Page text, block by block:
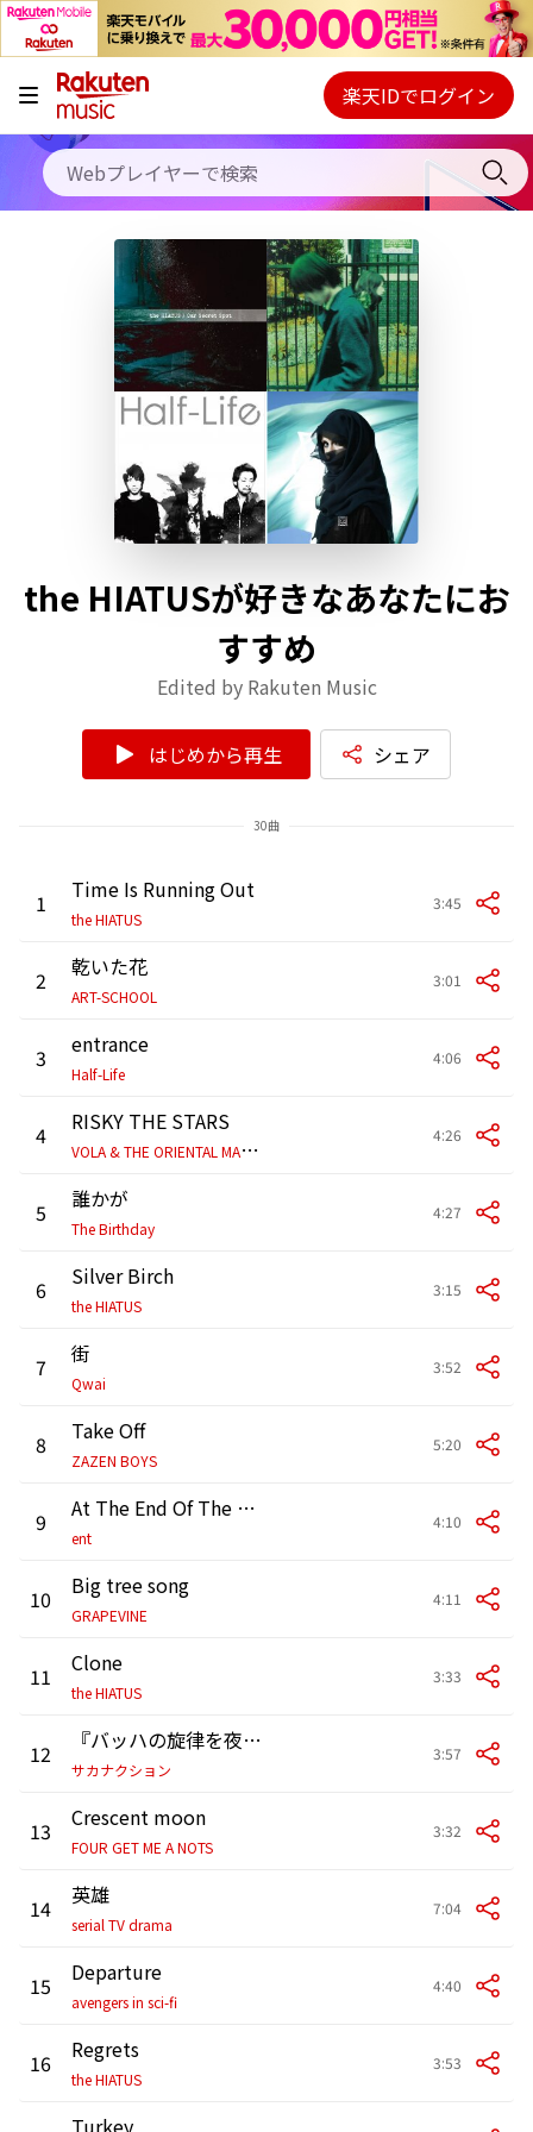
キャンペーン
料金プラン
使い方
初回30日間無料お試し
Webプレイヤー
ご契約内容の確認・変更
楽天IDでログイン
the HIATUSが好きなあなたにお
すすめ
Edited by Rakuten Music
はじめから再生 シェア
30曲
1 Time Is Running Out
the HIATUS
3:45
2 乾いた花
ART-SCHOOL
3:01
3 entrance
Half-Life
4:06
4
RISKY THE STARS
V
OLA & THE ORIENTAL MACHINE
4:26
5 誰かが
The Birthday
4:27
6 Silver Birch
the HIATUS
3:15
7 街
Qwai
3:52
8 Take Off
ZAZEN BOYS
5:20
9 At The End Of The Blue Sky
ent
4:10
10 Big tree song
GRAPEVINE
4:11
11 Clone
the HIATUS
3:33
12 『バッハの旋律を夜に聴いたせいです。』
サカナクション
3:57
13 Crescent moon
FOUR GET ME A NOTS
3:32
14 英雄
serial TV drama
7:04
15 Departure
avengers in sci-fi
4:40
16 Regrets
the HIATUS
3:53
Turkey